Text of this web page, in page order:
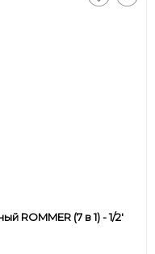
ROMMER (7 в 1) - 1/2'